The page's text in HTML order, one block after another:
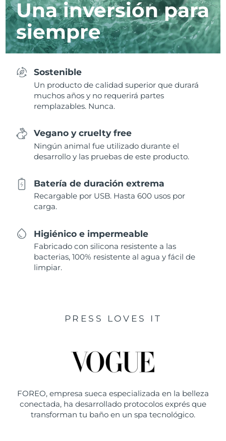
Una inversión para
siempre
Sostenible
Un producto de calidad superior que durará
muchos años y no requerirá partes
remplazables. Nunca.
Vegano y cruelty free
Ningún animal fue utilizado durante el
desarrollo y las pruebas de este producto.
Batería de duración extrema
Recargable por USB. Hasta 600 usos por
carga.
Higiénico e impermeable
Fabricado con silicona resistente a las
bacterias, 100% resistente al agua y fácil de
limpiar.
PRESS LOVES IT
FOREO, empresa sueca especializada en la belleza
conectada, ha desarrollado protocolos exprés que
transforman tu baño en un spa tecnológico.